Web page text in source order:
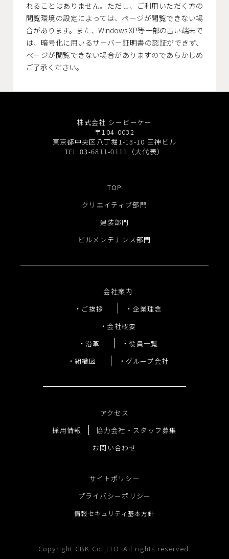
れることはありません。ただし、ご利用いただく方の
閲覧環境の設定によっては、ページが閲覧できない場
合があります。また、Windows XP等一部の古い端末で
は、暗号化に用いるサーバー証明書の認証ができず、
ページが閲覧できない場合がありますのであらかじめ
ご了承ください。
株式会社 シービーケー
〒104-0032
東京都中央区八丁堀1-13-10 三神ビル
TEL.03-6811-0111（大代表）
TOP
クリエイティブ部門
建装部門
ビルメンテナンス部門
会社案内
ご挨拶
企業理念
会社概要
沿革
役員一覧
組織図
グループ会社
アクセス
採用情報
協力会社・スタッフ募集
お問い合わせ
サイトポリシー
プライバシーポリシー
情報セキュリティ基本方針
Copyright CBK Co.,LTD. All rights reserved.